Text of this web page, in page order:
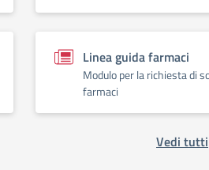
Linea guida farmaci
Modulo per la richiesta di
farmaci
Vedi tutti